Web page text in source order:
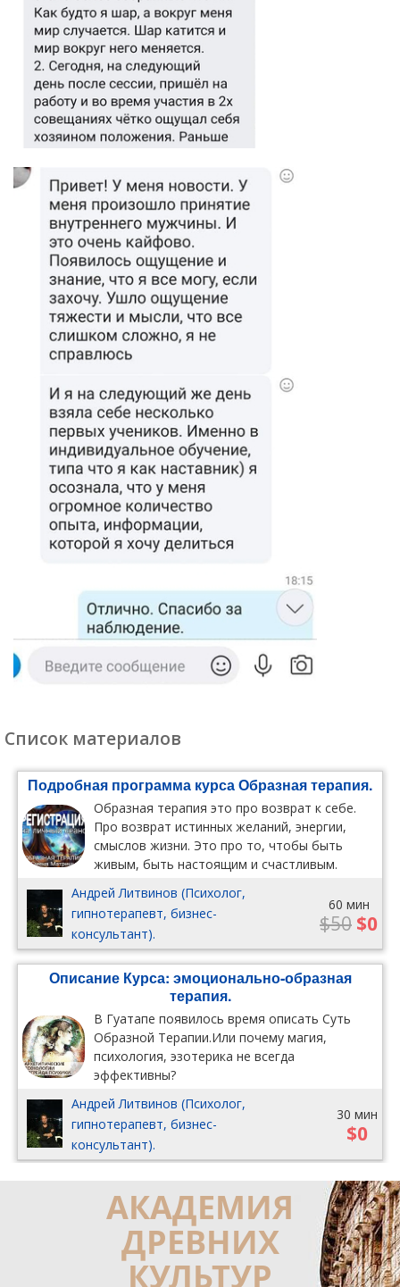
Список материалов
Подробная программа курса Образная терапия.
Образная терапия это про возврат к себе.
Про возврат истинных желаний, энергии,
смыслов жизни. Это про то, чтобы быть
живым, быть настоящим и счастливым.
Андрей Литвинов (Психолог,
гипнотерапевт, бизнес-
консультант).
60 мин
$50 $0
Описание Курса: эмоционально-образная
терапия.
В Гуатапе появилось время описать Суть
Образной Терапии.Или почему магия,
психология, эзотерика не всегда
эффективны?
Андрей Литвинов (Психолог,
гипнотерапевт, бизнес-
консультант).
30 мин
$0
АКАДЕМИЯ
ДРЕВНИХ
КУЛЬТУР